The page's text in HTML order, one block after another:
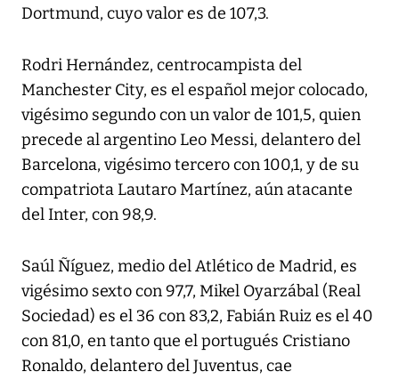
Dortmund, cuyo valor es de 107,3.
Rodri Hernández, centrocampista del
Manchester City, es el español mejor colocado,
vigésimo segundo con un valor de 101,5, quien
precede al argentino Leo Messi, delantero del
Barcelona, vigésimo tercero con 100,1, y de su
compatriota Lautaro Martínez, aún atacante
del Inter, con 98,9.
Saúl Ñíguez, medio del Atlético de Madrid, es
vigésimo sexto con 97,7, Mikel Oyarzábal (Real
Sociedad) es el 36 con 83,2, Fabián Ruiz es el 40
con 81,0, en tanto que el portugués Cristiano
Ronaldo, delantero del Juventus, cae